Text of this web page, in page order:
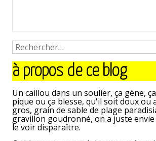
à propos de ce blog
Un caillou dans un soulier, ça gène,
pique ou ça blesse, qu'il soit doux ou
gros, grain de sable de plage
gravillon goudronné, on a juste
le voir disparaître.